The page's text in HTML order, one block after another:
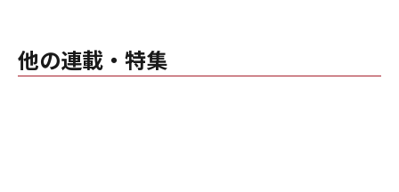
他の連載・特集